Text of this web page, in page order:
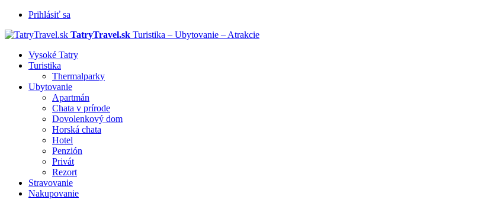
Prihlásiť sa
TatryTravel.sk Turistika – Ubytovanie – Atrakcie
Vysoké Tatry
Turistika
Thermalparky
Ubytovanie
Apartmán
Chata v prírode
Dovolenkový dom
Horská chata
Hotel
Penzión
Privát
Rezort
Stravovanie
Nakupovanie